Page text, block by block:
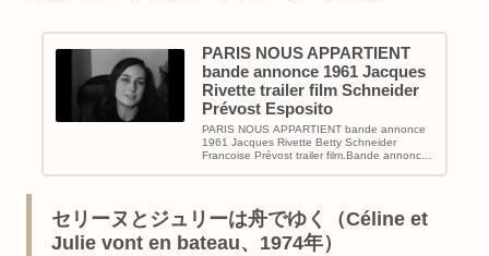
PARIS NOUS APPARTIENT
bande annonce 1961 Jacques
Rivette trailer film Schneider
Prévost Esposito
PARIS NOUS APPARTIENT bande annonce
1961 Jacques Rivette Betty Schneider
Francoise Prévost trailer film.Bande annonce
セリーヌとジュリーは舟でゆく（Céline et
Julie vont en bateau、1974年）